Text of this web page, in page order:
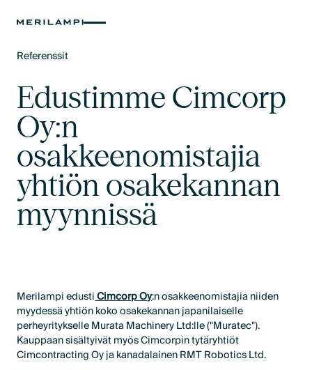
Referenssit
Edustimme Cimcorp
Oy:n
osakkeenomistajia
yhtiön osakekannan
myynnissä
Merilampi edustiCimcorp Oy:n osakkeenomistajia niiden
myydessä yhtiön koko osakekannan japanilaiselle
perheyritykselle Murata Machinery Ltd:lle ("Muratec").
Kauppaan sisältyivät myös Cimcorpin tytäryhtiöt
Cimcontracting Oy ja kanadalainen RMT Robotics Ltd.